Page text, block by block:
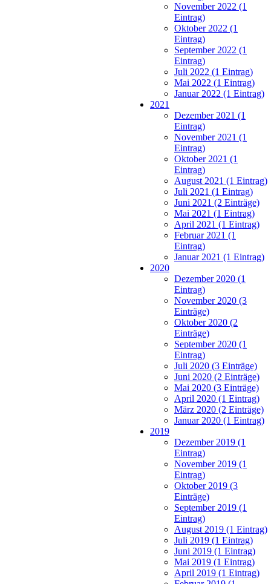
November 2022 (1
Eintrag)
Oktober 2022 (1
Eintrag)
September 2022 (1
Eintrag)
Juli 2022 (1 Eintrag)
Mai 2022 (1 Eintrag)
Januar 2022 (1 Eintrag)
2021
Dezember 2021 (1
Eintrag)
November 2021 (1
Eintrag)
Oktober 2021 (1
Eintrag)
August 2021 (1 Eintrag)
Juli 2021 (1 Eintrag)
Juni 2021 (2 Einträge)
Mai 2021 (1 Eintrag)
April 2021 (1 Eintrag)
Februar 2021 (1
Eintrag)
Januar 2021 (1 Eintrag)
2020
Dezember 2020 (1
Eintrag)
November 2020 (3
Einträge)
Oktober 2020 (2
Einträge)
September 2020 (1
Eintrag)
Juli 2020 (3 Einträge)
Juni 2020 (2 Einträge)
Mai 2020 (3 Einträge)
April 2020 (1 Eintrag)
März 2020 (2 Einträge)
Januar 2020 (1 Eintrag)
2019
Dezember 2019 (1
Eintrag)
November 2019 (1
Eintrag)
Oktober 2019 (3
Einträge)
September 2019 (1
Eintrag)
August 2019 (1 Eintrag)
Juli 2019 (1 Eintrag)
Juni 2019 (1 Eintrag)
Mai 2019 (1 Eintrag)
April 2019 (1 Eintrag)